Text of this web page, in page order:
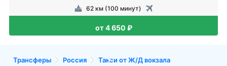
62 км (100 минут)
от 4 650 ₽
Трансферы Россия
Такси от Ж/Д вокзала